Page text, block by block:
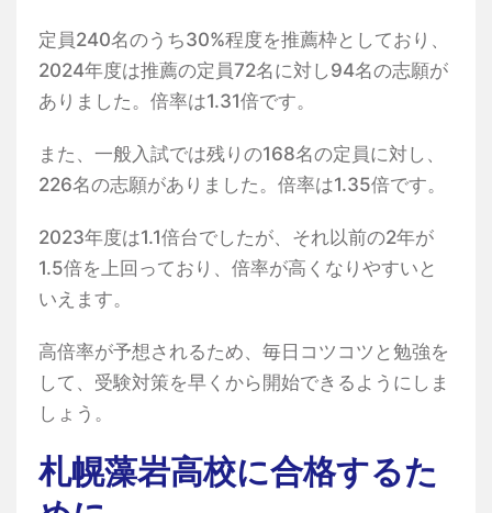
定員240名のうち30%程度を推薦枠としており、
2024年度は推薦の定員72名に対し94名の志願が
ありました。倍率は1.31倍です。
また、一般入試では残りの168名の定員に対し、
226名の志願がありました。倍率は1.35倍です。
2023年度は1.1倍台でしたが、それ以前の2年が
1.5倍を上回っており、倍率が高くなりやすいと
いえます。
高倍率が予想されるため、毎日コツコツと勉強を
して、受験対策を早くから開始できるようにしま
しょう。
札幌藻岩高校に合格するた